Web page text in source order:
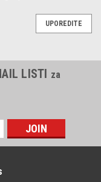
UPOREDITE
LISTI za